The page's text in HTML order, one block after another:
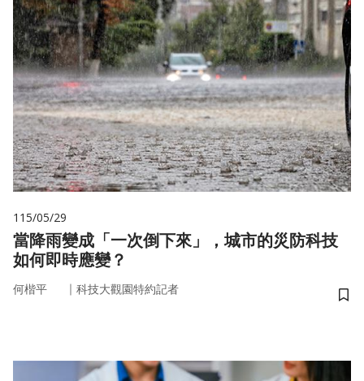
115/05/29
當降雨變成「一次倒下來」，城市的災防科技
如何即時應變？
何楷平 ｜ 科技大觀園特約記者
儲